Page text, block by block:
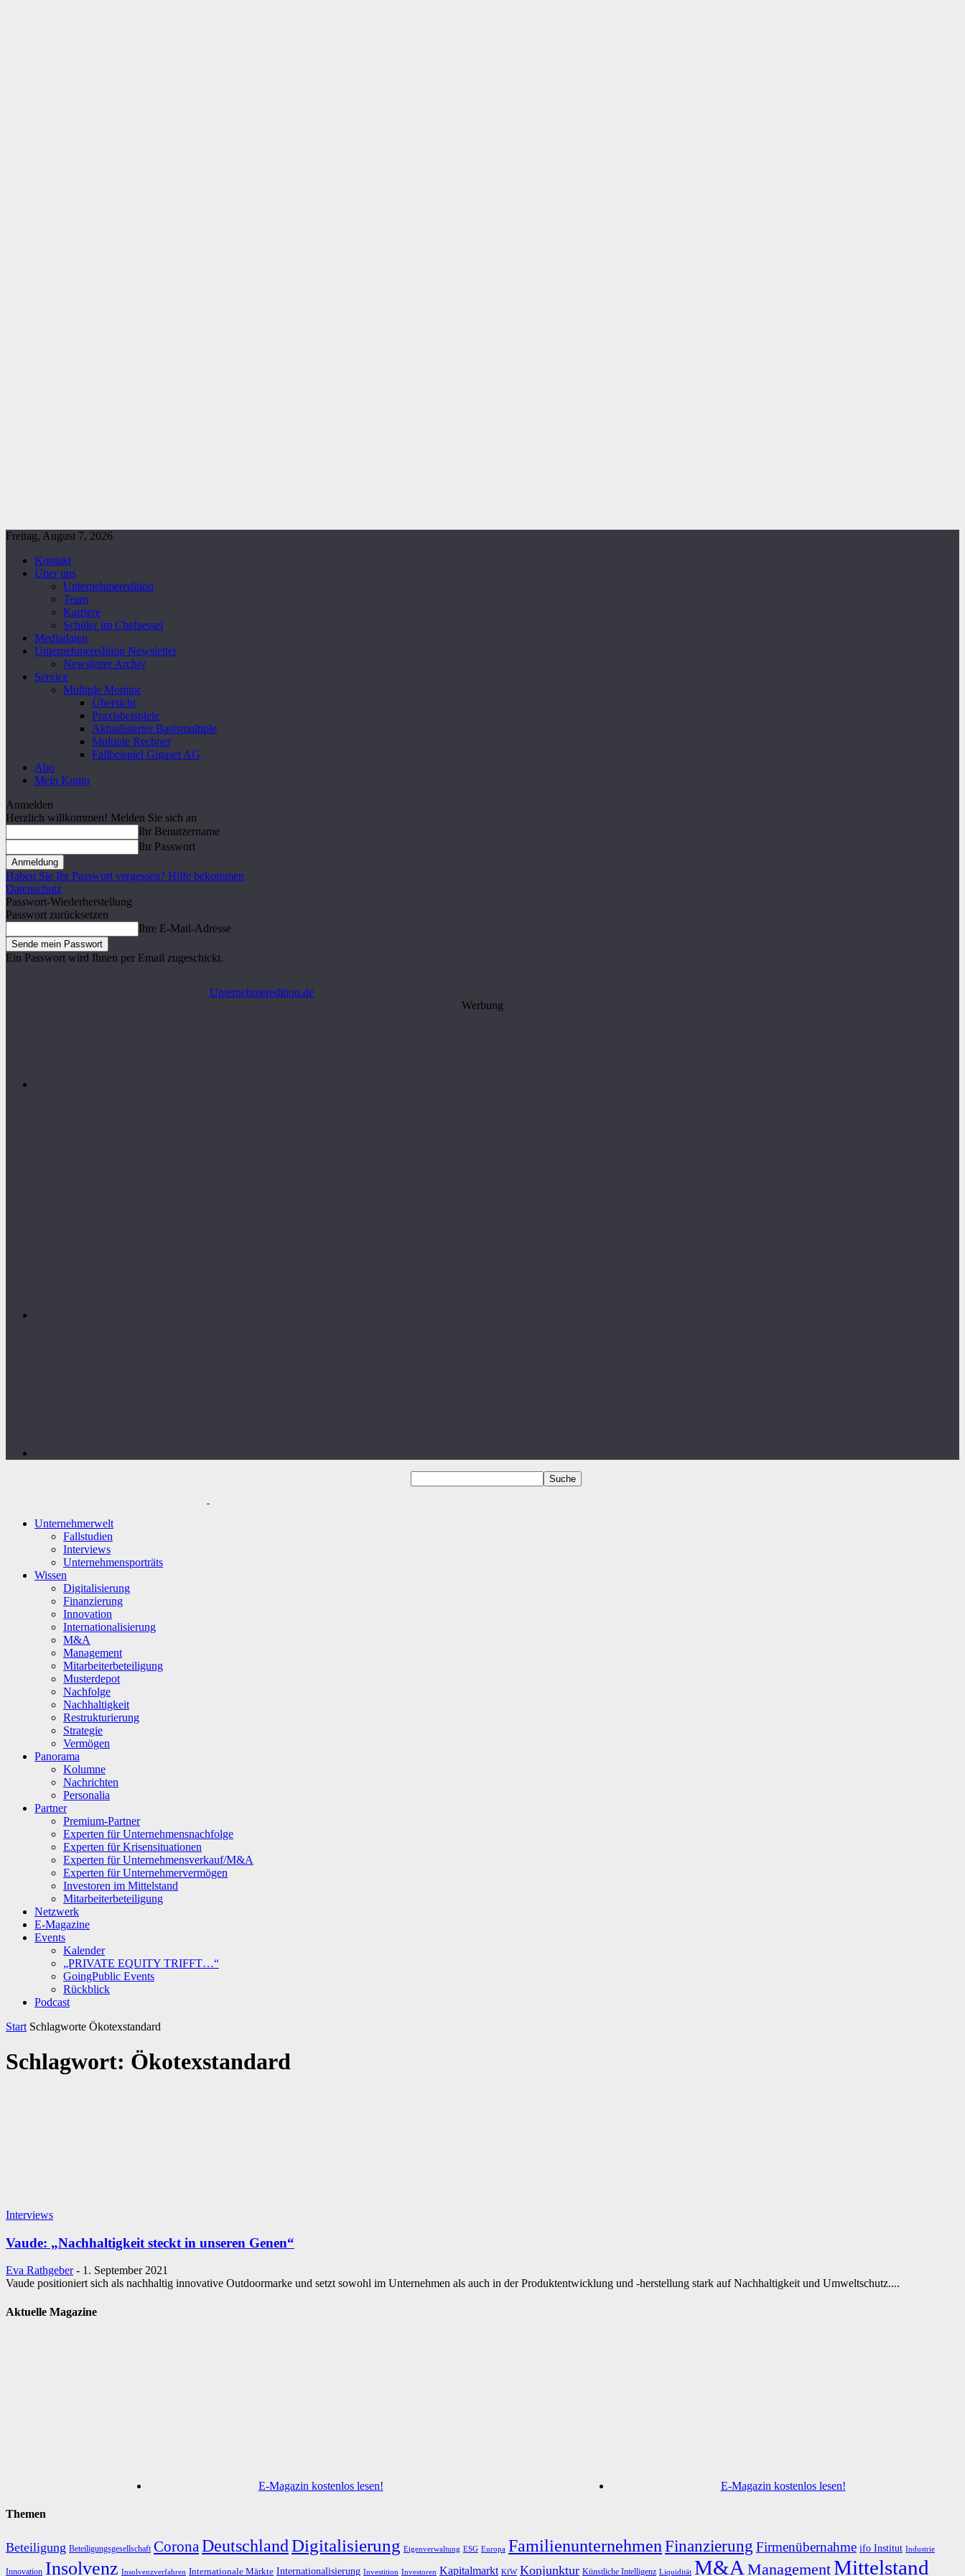
Freitag, August 7, 2026
Kontakt
Über uns
Unternehmeredition
Team
Karriere
Schüler im Chefsessel
Mediadaten
Unternehmeredition Newsletter
Newsletter Archiv
Service
Multiple Monitor
Übersicht
Praxisbeispiele
Aktualisierter Basismultiple
Multiple Rechner
Fallbeispiel Gigaset AG
Abo
Mein Konto
Anmelden
Herzlich willkommen! Melden Sie sich an
Ihr Benutzername
Ihr Passwort
Haben Sie Ihr Passwort vergessen? Hilfe bekommen
Datenschutz
Passwort-Wiederherstellung
Passwort zurücksetzen
Ihre E-Mail-Adresse
Ein Passwort wird Ihnen per Email zugeschickt.
Unternehmeredition.de
Werbung
Unternehmerwelt
Fallstudien
Interviews
Unternehmensporträts
Wissen
Digitalisierung
Finanzierung
Innovation
Internationalisierung
M&A
Management
Mitarbeiterbeteiligung
Musterdepot
Nachfolge
Nachhaltigkeit
Restrukturierung
Strategie
Vermögen
Panorama
Kolumne
Nachrichten
Personalia
Partner
Premium-Partner
Experten für Unternehmensnachfolge
Experten für Krisensituationen
Experten für Unternehmensverkauf/M&A
Experten für Unternehmervermögen
Investoren im Mittelstand
Mitarbeiterbeteiligung
Netzwerk
E-Magazine
Events
Kalender
„PRIVATE EQUITY TRIFFT…“
GoingPublic Events
Rückblick
Podcast
Start Schlagworte Ökotexstandard
Schlagwort: Ökotexstandard
Interviews
Vaude: „Nachhaltigkeit steckt in unseren Genen“
Eva Rathgeber - 1. September 2021
Vaude positioniert sich als nachhaltig innovative Outdoormarke und setzt sowohl im Unternehmen als auch in der Produktentwicklung und -herstellung stark auf Nachhaltigkeit und Umweltschutz....
Aktuelle Magazine
E-Magazin kostenlos lesen! E-Magazin kostenlos lesen!
Themen
Beteiligung Beteiligungsgesellschaft CoronaDeutschlandDigitalisierung Eigenverwaltung ESG Europa FamilienunternehmenFinanzierung Firmenübernahme ifo Institut Industrie
Innovation Insolvenz Insolvenzverfahren Internationale Märkte Internationalisierung Investition Investoren Kapitalmarkt KfW Konjunktur Künstliche Intelligenz Liquidität M&A ManagementMittelstand